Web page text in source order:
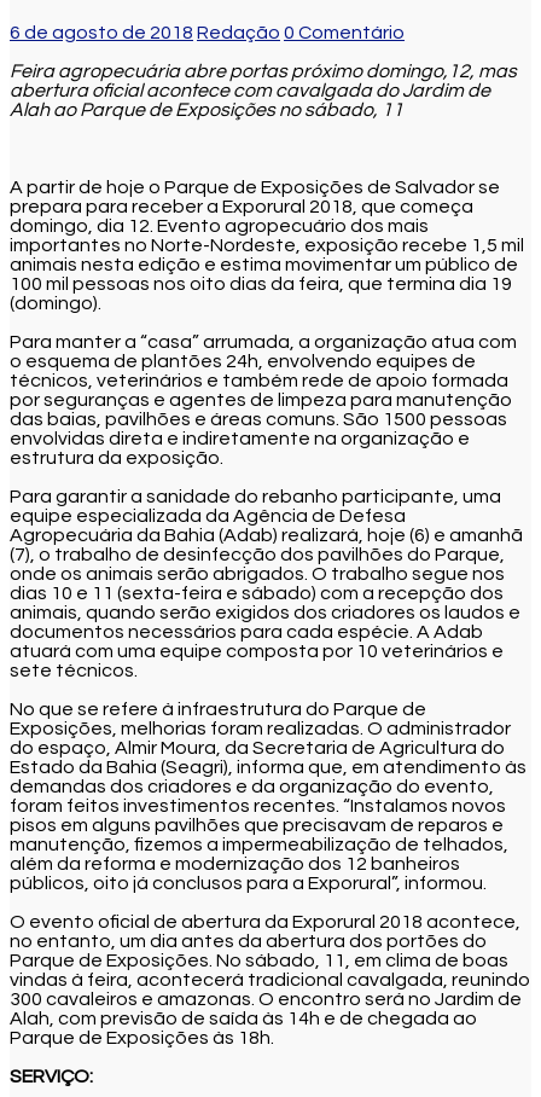
6 de agosto de 2018 Redação 0 Comentário
Feira agropecuária abre portas próximo domingo,12, mas
abertura oficial acontece com cavalgada do Jardim de
Alah ao Parque de Exposições no sábado, 11
A partir de hoje o Parque de Exposições de Salvador se
prepara para receber a Exporural 2018, que começa
domingo, dia 12. Evento agropecuário dos mais
importantes no Norte-Nordeste, exposição recebe 1,5 mil
animais nesta edição e estima movimentar um público de
100 mil pessoas nos oito dias da feira, que termina dia 19
(domingo).
Para manter a “casa” arrumada, a organização atua com
o esquema de plantões 24h, envolvendo equipes de
técnicos, veterinários e também rede de apoio formada
por seguranças e agentes de limpeza para manutenção
das baias, pavilhões e áreas comuns. São 1500 pessoas
envolvidas direta e indiretamente na organização e
estrutura da exposição.
Para garantir a sanidade do rebanho participante, uma
equipe especializada da Agência de Defesa
Agropecuária da Bahia (Adab) realizará, hoje (6) e amanhã
(7), o trabalho de desinfecção dos pavilhões do Parque,
onde os animais serão abrigados. O trabalho segue nos
dias 10 e 11 (sexta-feira e sábado) com a recepção dos
animais, quando serão exigidos dos criadores os laudos e
documentos necessários para cada espécie. A Adab
atuará com uma equipe composta por 10 veterinários e
sete técnicos.
No que se refere à infraestrutura do Parque de
Exposições, melhorias foram realizadas. O administrador
do espaço, Almir Moura, da Secretaria de Agricultura do
Estado da Bahia (Seagri), informa que, em atendimento às
demandas dos criadores e da organização do evento,
foram feitos investimentos recentes. “Instalamos novos
pisos em alguns pavilhões que precisavam de reparos e
manutenção, fizemos a impermeabilização de telhados,
além da reforma e modernização dos 12 banheiros
públicos, oito já conclusos para a Exporural”, informou.
O evento oficial de abertura da Exporural 2018 acontece,
no entanto, um dia antes da abertura dos portões do
Parque de Exposições. No sábado, 11, em clima de boas
vindas à feira, acontecerá tradicional cavalgada, reunindo
300 cavaleiros e amazonas. O encontro será no Jardim de
Alah, com previsão de saída às 14h e de chegada ao
Parque de Exposições às 18h.
SERVIÇO: